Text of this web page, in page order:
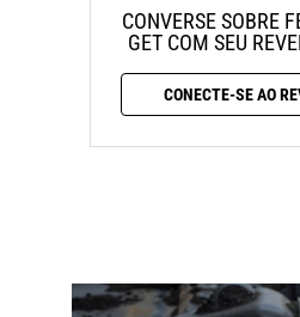
CONVERSE SOBRE
GET COM SEU
CONECTE-SE AO